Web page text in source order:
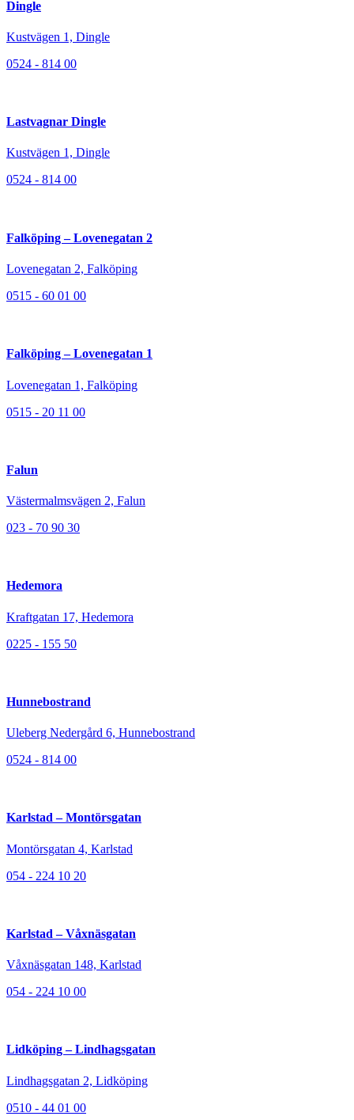
Dingle
Kustvägen 1, Dingle
0524 - 814 00
Lastvagnar Dingle
Kustvägen 1, Dingle
0524 - 814 00
Falköping – Lovenegatan 2
Lovenegatan 2, Falköping
0515 - 60 01 00
Falköping – Lovenegatan 1
Lovenegatan 1, Falköping
0515 - 20 11 00
Falun
Västermalmsvägen 2, Falun
023 - 70 90 30
Hedemora
Kraftgatan 17, Hedemora
0225 - 155 50
Hunnebostrand
Uleberg Nedergård 6, Hunnebostrand
0524 - 814 00
Karlstad – Montörsgatan
Montörsgatan 4, Karlstad
054 - 224 10 20
Karlstad – Våxnäsgatan
Våxnäsgatan 148, Karlstad
054 - 224 10 00
Lidköping – Lindhagsgatan
Lindhagsgatan 2, Lidköping
0510 - 44 01 00